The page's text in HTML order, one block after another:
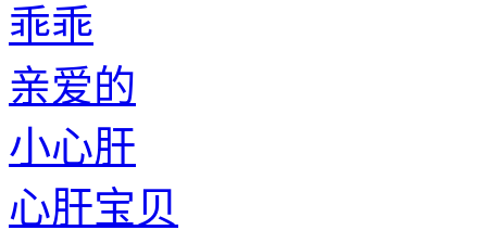
乖乖
亲爱的
小心肝
心肝宝贝